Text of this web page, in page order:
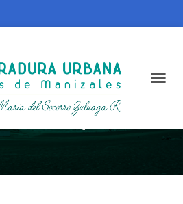
herramientas
2024